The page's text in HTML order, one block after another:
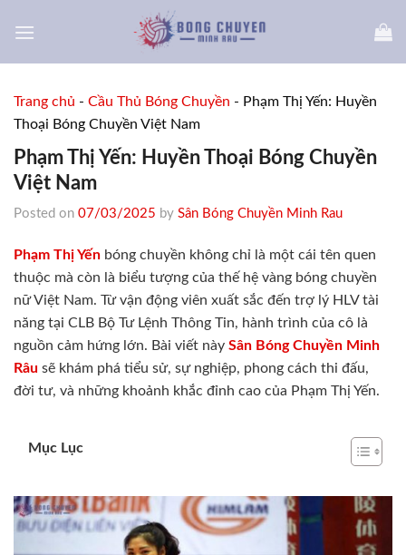
Trang chủ - Cầu Thủ Bóng Chuyền - Phạm Thị Yến: Huyền
Thoại Bóng Chuyền Việt Nam
Phạm Thị Yến: Huyền Thoại Bóng Chuyền
Việt Nam
Posted on 07/03/2025 by Sân Bóng Chuyền Minh Rau
Phạm Thị Yến bóng chuyền không chỉ là một cái tên quen
thuộc mà còn là biểu tượng của thế hệ vàng bóng chuyền
nữ Việt Nam. Từ vận động viên xuất sắc đến trợ lý HLV tài
năng tại CLB Bộ Tư Lệnh Thông Tin, hành trình của cô là
nguồn cảm hứng lớn. Bài viết này Sân Bóng Chuyền Minh
Râu sẽ khám phá tiểu sử, sự nghiệp, phong cách thi đấu,
đời tư, và những khoảnh khắc đỉnh cao của Phạm Thị Yến.
Mục Lục